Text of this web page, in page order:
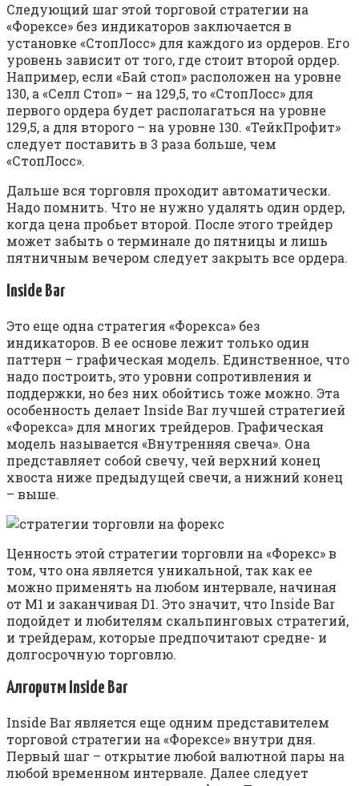
Следующий шаг этой торговой стратегии на
«Форексе» без индикаторов заключается в
установке «СтопЛосс» для каждого из ордеров. Его
уровень зависит от того, где стоит второй ордер.
Например, если «Бай стоп» расположен на уровне
130, а «Селл Стоп» – на 129,5, то «СтопЛосс» для
первого ордера будет располагаться на уровне
129,5, а для второго – на уровне 130. «ТейкПрофит»
следует поставить в 3 раза больше, чем
«СтопЛосс».
Дальше вся торговля проходит автоматически.
Надо помнить. Что не нужно удалять один ордер,
когда цена пробьет второй. После этого трейдер
может забыть о терминале до пятницы и лишь
пятничным вечером следует закрыть все ордера.
Inside Bar
Это еще одна стратегия «Форекса» без
индикаторов. В ее основе лежит только один
паттерн – графическая модель. Единственное, что
надо построить, это уровни сопротивления и
поддержки, но без них обойтись тоже можно. Эта
особенность делает Inside Bar лучшей стратегией
«Форекса» для многих трейдеров. Графическая
модель называется «Внутренняя свеча». Она
представляет собой свечу, чей верхний конец
хвоста ниже предыдущей свечи, а нижний конец
– выше.
Ценность этой стратегии торговли на «Форекс» в
том, что она является уникальной, так как ее
можно применять на любом интервале, начиная
от М1 и заканчивая D1. Это значит, что Inside Bar
подойдет и любителям скальпинговых стратегий,
и трейдерам, которые предпочитают средне- и
долгосрочную торговлю.
Алгоритм Inside Bar
Inside Bar является еще одним представителем
торговой стратегии на «Форексе» внутри дня.
Первый шаг – открытие любой валютной пары на
любой временном интервале. Далее следует